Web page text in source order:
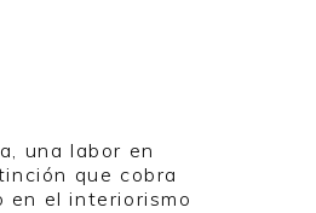
una labor en
que cobra
en el interiorismo